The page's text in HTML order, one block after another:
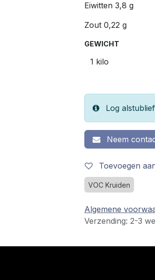
Eiwitten 3,8 g
Zout 0,22 g
GEWICHT
Log
Neem
Toevoegen
VOC Kruiden
Algemene
Verzending: 2-3